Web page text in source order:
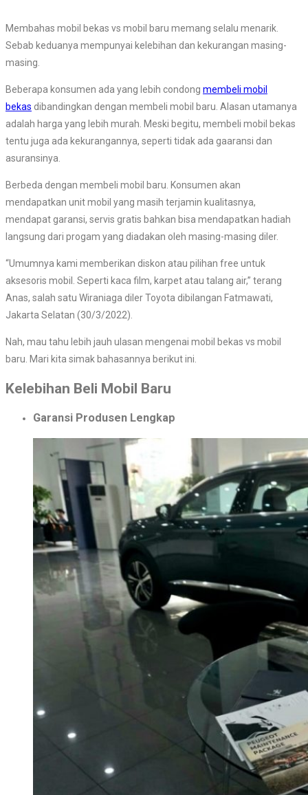
Membahas mobil bekas vs mobil baru memang selalu menarik.
Sebab keduanya mempunyai kelebihan dan kekurangan masing-
masing.
Beberapa konsumen ada yang lebih condong membeli mobil
bekas dibandingkan dengan membeli mobil baru. Alasan utamanya
adalah harga yang lebih murah. Meski begitu, membeli mobil bekas
tentu juga ada kekurangannya, seperti tidak ada gaaransi dan
asuransinya.
Berbeda dengan membeli mobil baru. Konsumen akan
mendapatkan unit mobil yang masih terjamin kualitasnya,
mendapat garansi, servis gratis bahkan bisa mendapatkan hadiah
langsung dari progam yang diadakan oleh masing-masing diler.
“Umumnya kami memberikan diskon atau pilihan free untuk
aksesoris mobil. Seperti kaca film, karpet atau talang air,” terang
Anas, salah satu Wiraniaga diler Toyota dibilangan Fatmawati,
Jakarta Selatan (30/3/2022).
Nah, mau tahu lebih jauh ulasan mengenai mobil bekas vs mobil
baru. Mari kita simak bahasannya berikut ini.
Kelebihan Beli Mobil Baru
Garansi Produsen Lengkap